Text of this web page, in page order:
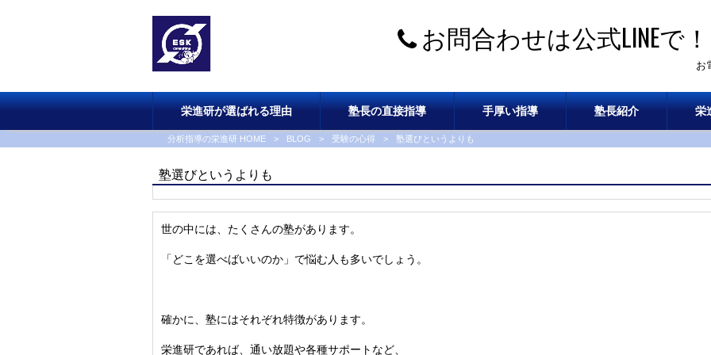
お問合わせは公式LINEで！
お
栄進研が選ばれる理由 塾長の直接指導 手厚い指導 塾長紹介 栄
分析指導の栄進研 HOME > BLOG > 受験の心得 > 塾選びというよりも
塾選びというよりも
世の中には、たくさんの塾があります。
「どこを選べばいいのか」で悩む人も多いでしょう。
確かに、塾にはそれぞれ特徴があります。
栄進研であれば、通い放題や各種サポートなど、